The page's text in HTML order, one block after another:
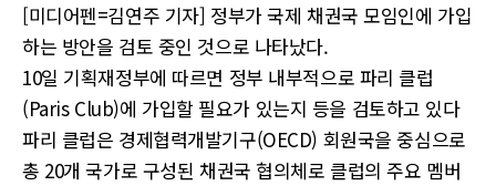
[미디어펜=김연주 기자] 정부가 국제 채권국 모임인에 가입
하는 방안을 검토 중인 것으로 나타났다.
10일 기획재정부에 따르면 정부 내부적으로 파리 클럽
(Paris Club)에 가입할 필요가 있는지 등을 검토하고 있다
파리 클럽은 경제협력개발기구(OECD) 회원국을 중심으로
총 20개 국가로 구성된 채권국 협의체로 클럽의 주요 멤버